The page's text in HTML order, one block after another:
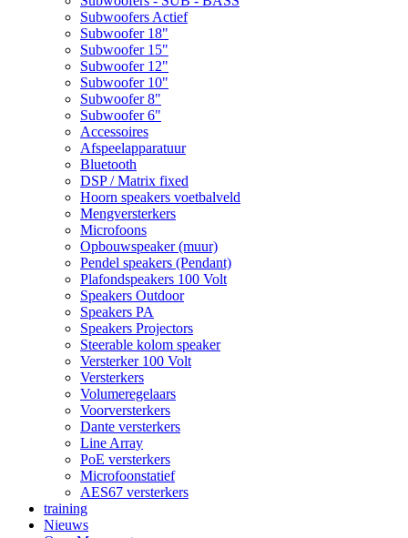
Subwoofers Actief
Subwoofer 18"
Subwoofer 15"
Subwoofer 12"
Subwoofer 10"
Subwoofer 8"
Subwoofer 6"
Accessoires
Afspeelapparatuur
Bluetooth
DSP / Matrix fixed
Hoorn speakers voetbalveld
Mengversterkers
Microfoons
Opbouwspeaker (muur)
Pendel speakers (Pendant)
Plafondspeakers 100 Volt
Speakers Outdoor
Speakers PA
Speakers Projectors
Steerable kolom speaker
Versterker 100 Volt
Versterkers
Volumeregelaars
Voorversterkers
Dante versterkers
Line Array
PoE versterkers
Microfoonstatief
AES67 versterkers
training
Nieuws